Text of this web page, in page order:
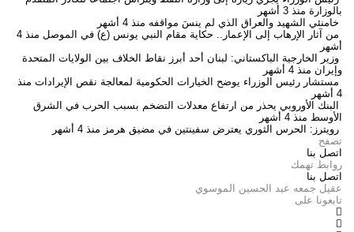
بالوزارة منذ 3 أشهر
خامنئي الشهيد والعراق الذي لم ينسَ مواقفه منذ 4 أشهر
من آثار الإرهاب إلى الإعمار.. حكاية مقام النبي يونس (ع) في الموصل
منذ 4
أشهر
وزير الخارجية الباكستاني: لبنان أحد أبرز نقاط الخلاف بين الولايات المتحدة
وإيران منذ 4 أشهر
مستشار رئيس الوزراء يوضح الخيارات الحكومية لمعالجة نقص الإيرادات منذ
4 أشهر
البنك الأوروبي يحذر من ارتفاع معدلات التضخم بسبب الحرب في الشرق
الأوسط منذ 4 أشهر
رويترز: الحرس الثوري يعترض سفينتين في مضيق هرمز منذ 4 أشهر
تصفح
اتصل بنا
روابط تهمك
اتصل بنا
عقيل جمعه عبد الحسين الموسوي
تابعونا على